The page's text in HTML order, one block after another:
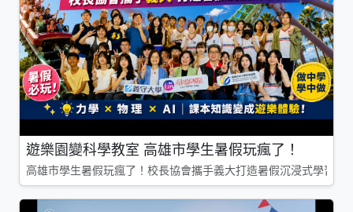
遊樂園變科學教室 高雄市學生暑假玩瘋了！
高雄市學生暑假玩瘋了！校長協會攜手義大打造暑假沉浸式學習基